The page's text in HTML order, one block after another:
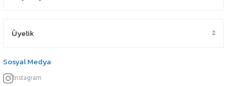
Üyelik
Sosyal Medya
Instagram